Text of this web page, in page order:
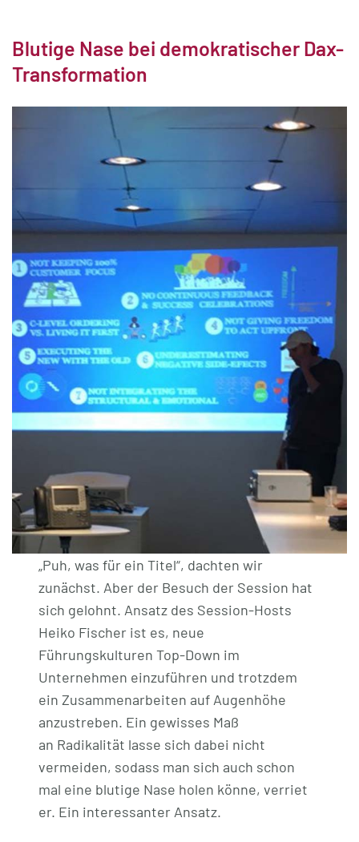
Blutige Nase bei demokratischer Dax-
Transformation
„Puh, was für ein Titel“, dachten wir
zunächst. Aber der Besuch der Session hat
sich gelohnt. Ansatz des Session-Hosts
Heiko Fischer ist es, neue
Führungskulturen Top-Down im
Unternehmen einzuführen und trotzdem
ein Zusammenarbeiten auf Augenhöhe
anzustreben. Ein gewisses Maß
an Radikalität lasse sich dabei nicht
vermeiden, sodass man sich auch schon
mal eine blutige Nase holen könne, verriet
er. Ein interessanter Ansatz.